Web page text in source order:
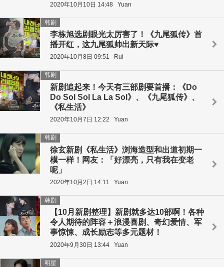
2020年10月10日 14:48 Yuan
李栋旭选剧眼光太厉害了！《九尾狐传》首
播开红，这九尾狐帅出新天际♥
韩剧
2020年10月8日 09:51 Rui
新剧追起来！今天有三部剧要首播：《Do
Do Sol Sol La La Sol》、《九尾狐传》、
《私生活》
韩剧
2020年10月7日 12:22 Yuan
徐玄新剧《私生活》浏海造型和出道初期一
模一样！网友：「好漂亮，只有我在变老
呢」
韩剧
2020年10月2日 14:11 Yuan
【10月新剧整理】新剧就多达10部啊！各种
令人期待的阵容＋浪漫喜剧、奇幻爱情、军
事惊悚、成长励志等多元题材！
韩剧
2020年9月30日 13:44 Yuan
明星